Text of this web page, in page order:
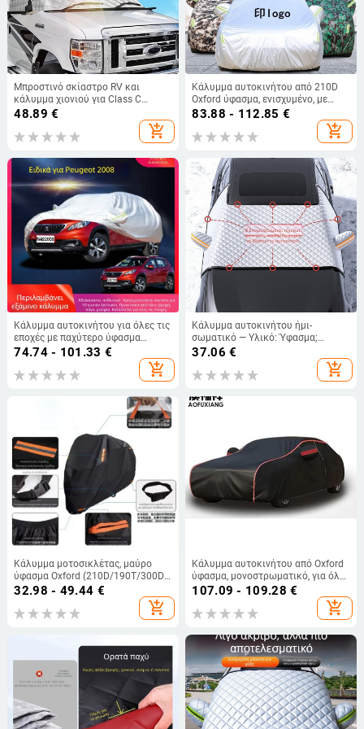
Μπροστινό σκίαστρο RV και
κάλυμμα χιονιού για Class C
τροχόσπιτο Ford 1997
48.89 €
add_shopping_cart
Κάλυμμα αυτοκινήτου από 210D
Oxford ύφασμα, ενισχυμένο, με
επιλογές μερικής ή πλήρους
κάλυψης, προστασία από ήλιο,
βροχή και χαλάζι, εκτύπωση
83.88 - 112.85 €
add_shopping_cart
Κάλυμμα αυτοκινήτου για όλες τις
εποχές με παχύτερο ύφασμα
θερμικής μόνωσης για προστασία
βαμβακερό βελούδο; Διαμόρφωση:
αυτοκίνητα; Αρ. προϊόντος:
74.74 - 101.33 €
add_shopping_cart
Κάλυμμα αυτοκινήτου ήμι-
σωματικό — Υλικό: Ύφασμα;
Χειμερινή προστασία; Προστασία
Προσαρμογή: Ναι
37.06 €
add_shopping_cart
Κάλυμμα μοτοσικλέτας, μαύρο
ύφασμα Oxford (210D/190T/300D),
αδιάβροχο και UV-ανθεκτικό
32.98 - 49.44 €
add_shopping_cart
Κάλυμμα αυτοκινήτου από Oxford
ύφασμα, μονοστρωματικό, για όλες
τις εποχές
107.09 - 109.28 €
add_shopping_cart